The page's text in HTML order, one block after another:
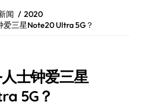
闻
2020
爱三星Note20 Ultra 5G？
士钟爱三星
5G？